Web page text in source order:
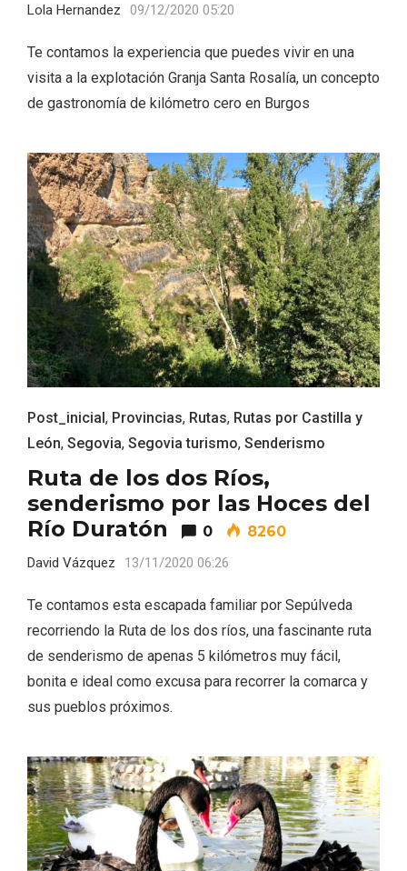
Lola Hernandez 09/12/2020 05:20
Te contamos la experiencia que puedes vivir en una
visita a la explotación Granja Santa Rosalía, un concepto
de gastronomía de kilómetro cero en Burgos
Post_inicial , Provincias, Rutas, Rutas por Castilla y
León, Segovia, Segovia turismo, Senderismo
Ruta de los dos Ríos,
senderismo por las Hoces del
Río Duratón
0 8260
David Vázquez 13/11/2020 06:26
Te contamos esta escapada familiar por Sepúlveda
recorriendo la Ruta de los dos ríos, una fascinante ruta
de senderismo de apenas 5 kilómetros muy fácil,
bonita e ideal como excusa para recorrer la comarca y
sus pueblos próximos.
VII Feria del Vino de Sotillo 2026 ‘Sotillo,
el Vino y Yo’
Feria del Vino de Toro 2026; descubre
“Otros Vinos de Toro”